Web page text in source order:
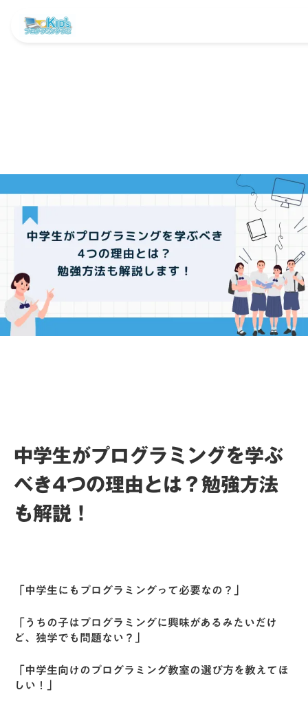
中学生がプログラミングを学ぶ
べき4つの理由とは？勉強方法
も解説！
「中学生にもプログラミングって必要なの？」
「うちの子はプログラミングに興味があるみたいだけ
ど、独学でも問題ない？」
「中学生向けのプログラミング教室の選び方を教えてほ
しい！」